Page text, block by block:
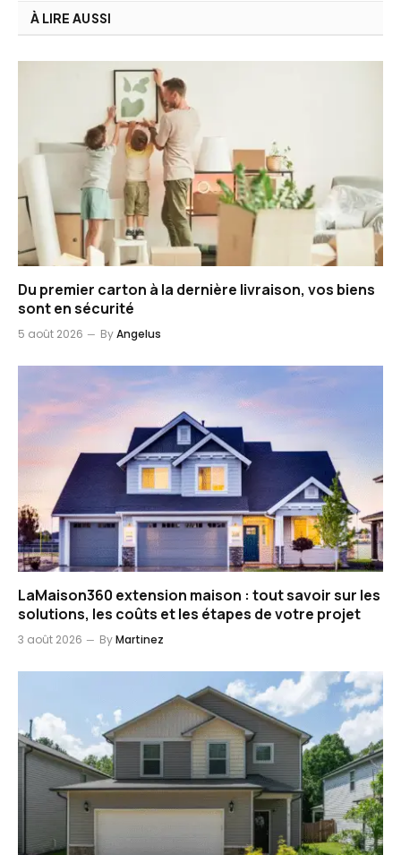
À LIRE AUSSI
Du premier carton à la dernière livraison, vos biens
sont en sécurité
5 août 2026 ByAngelus
LaMaison360 extension maison : tout savoir sur les
solutions, les coûts et les étapes de votre projet
3 août 2026 ByMartinez